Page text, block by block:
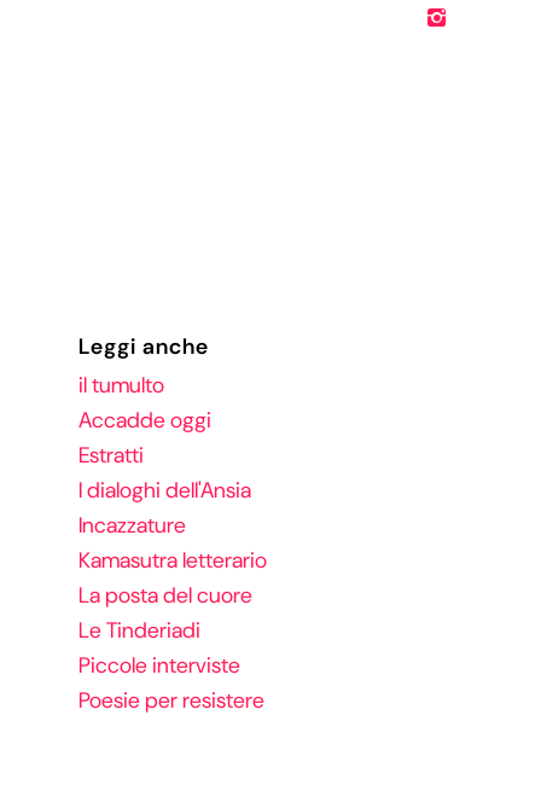
Leggi anche
il tumulto
Accadde oggi
Estratti
I dialoghi dell'Ansia
Incazzature
Kamasutra letterario
La posta del cuore
Le Tinderiadi
Piccole interviste
Poesie per resistere